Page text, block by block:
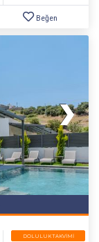
Beğen
DOLULUK TAKVIMI